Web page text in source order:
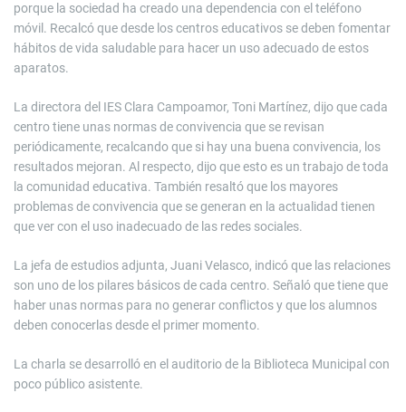
porque la sociedad ha creado una dependencia con el teléfono
móvil. Recalcó que desde los centros educativos se deben fomentar
hábitos de vida saludable para hacer un uso adecuado de estos
aparatos.
La directora del IES Clara Campoamor, Toni Martínez, dijo que cada
centro tiene unas normas de convivencia que se revisan
periódicamente, recalcando que si hay una buena convivencia, los
resultados mejoran. Al respecto, dijo que esto es un trabajo de toda
la comunidad educativa. También resaltó que los mayores
problemas de convivencia que se generan en la actualidad tienen
que ver con el uso inadecuado de las redes sociales.
La jefa de estudios adjunta, Juani Velasco, indicó que las relaciones
son uno de los pilares básicos de cada centro. Señaló que tiene que
haber unas normas para no generar conflictos y que los alumnos
deben conocerlas desde el primer momento.
La charla se desarrolló en el auditorio de la Biblioteca Municipal con
poco público asistente.